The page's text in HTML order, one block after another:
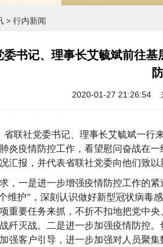
> 行内新闻
委书记、理事长艾毓斌前往
2020-01-27 21:26:54
省联社党委书记、理事长艾毓斌一行
炎疫情防控工作，看望慰问奋战在
汇报，并代表省联社党委向他们致以
，一是进一步增强疫情防控工作的
维护”，深刻认识做好新型冠状病毒
重要任务来抓，不折不扣地把党中
歼灭战。二是进一步加强疫情防控
强客户引导，进一步加强对人员聚